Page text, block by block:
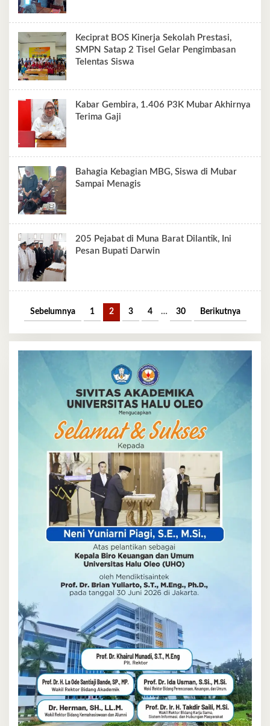
Keciprat BOS Kinerja Sekolah Prestasi,
SMPN Satap 2 Tisel Gelar Pengimbasan
Telentas Siswa
Kabar Gembira, 1.406 P3K Mubar Akhirnya
Terima Gaji
Bahagia Kebagian MBG, Siswa di Mubar
Sampai Menagis
205 Pejabat di Muna Barat Dilantik, Ini
Pesan Bupati Darwin
Sebelumnya 1 2 3 4 … 30 Berikutnya